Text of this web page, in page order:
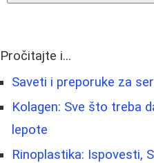
Pročitajte i...
Saveti i preporuke za
Kolagen: Sve što treba
lepote
Rinoplastika: Ispovesti,